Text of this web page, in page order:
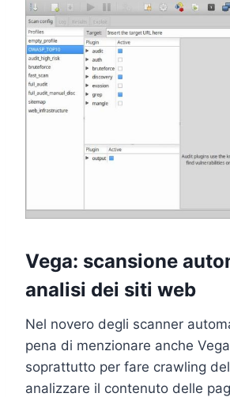
Vega: scansione
analisi dei siti web
Nel novero degli scanner
pena di menzionare anche
soprattutto per fare crawling
analizzare il contenuto delle